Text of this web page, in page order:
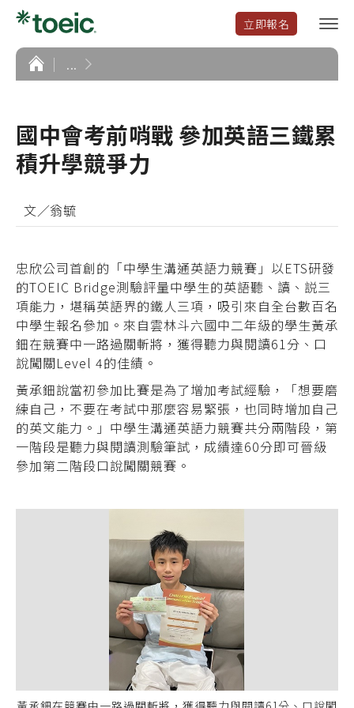
立即報名
選
單
首
頁
...
國中會考前哨戰 參加英語三鐵累
積升學競爭力
文／翁毓
忠欣公司首創的「中學生溝通英語力競賽」以ETS研發
的TOEIC Bridge測驗評量中學生的英語聽、讀、説三
項能力，堪稱英語界的鐵人三項，吸引來自全台數百名
中學生報名參加。來自雲林斗六國中二年級的學生黃承
鈿在競賽中一路過關斬將，獲得聽力與閱讀61分、口
說闖關Level 4的佳績。
黃承鈿說當初參加比賽是為了增加考試經驗，「想要磨
練自己，不要在考試中那麼容易緊張，也同時增加自己
的英文能力。」中學生溝通英語力競賽共分兩階段，第
一階段是聽力與閱讀測驗筆試，成績達60分即可晉級
參加第二階段口說闖關競賽。